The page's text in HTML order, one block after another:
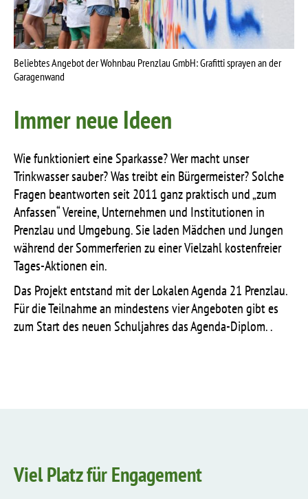
Beliebtes Angebot der Wohnbau Prenzlau GmbH: Grafitti sprayen an der
Garagenwand
Immer neue Ideen
Wie funktioniert eine Sparkasse? Wer macht unser
Trinkwasser sauber? Was treibt ein Bürgermeister? Solche
Fragen beantworten seit 2011 ganz praktisch und „zum
Anfassen“ Vereine, Unternehmen und Institutionen in
Prenzlau und Umgebung. Sie laden Mädchen und Jungen
während der Sommerferien zu einer Vielzahl kostenfreier
Tages-Aktionen ein.
Das Projekt entstand mit der Lokalen Agenda 21 Prenzlau.
Für die Teilnahme an mindestens vier Angeboten gibt es
zum Start des neuen Schuljahres das Agenda-Diplom. .
Viel Platz für Engagement